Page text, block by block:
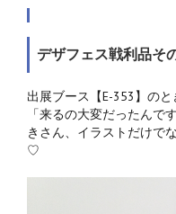
デザフェス戦利品そ
出展ブース【E-353】のと
「来るの大変だったんで
きさん、イラストだけ
♡